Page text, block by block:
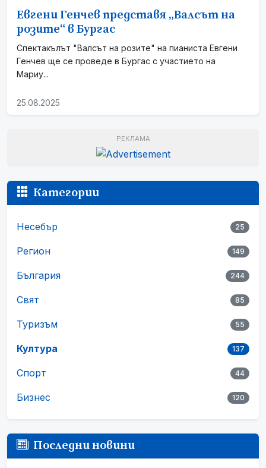
Евгени Генчев представя „Валсът на
розите“ в Бургас
Спектакълът "Валсът на розите" на пианиста Евгени
Генчев ще се проведе в Бургас с участието на
Мариу...
25.08.2025
РЕКЛАМА
Категории
Несебър 25
Регион 149
България 244
Свят 85
Туризъм 55
Култура 137
Спорт 44
Бизнес 120
Последни новини